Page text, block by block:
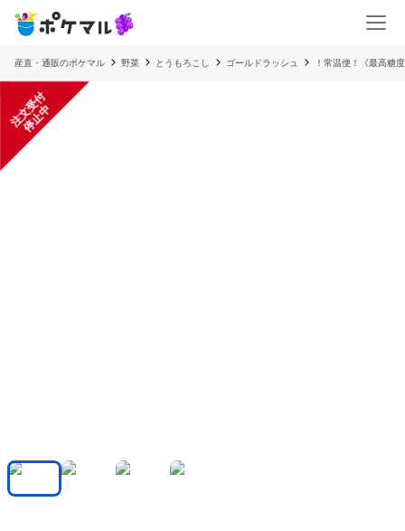
産直・通販のポケマル 野菜 とうもろこし ゴールドラッシュ ！常温便！《最高糖
注
文
受
付
停
止
中